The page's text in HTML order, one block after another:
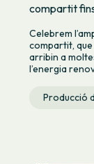
compartit
Celebrem
compartit,
arribin a
l’energia
Producció